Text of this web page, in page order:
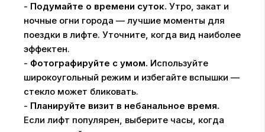
- Подумайте о времени суток. Утро, закат и
ночные огни города — лучшие моменты для
поездки в лифте. Уточните, когда вид наиболее
эффектен.
- Фотографируйте с умом. Используйте
широкоугольный режим и избегайте вспышки —
стекло может бликовать.
- Планируйте визит в небанальное время.
Если лифт популярен, выберите часы, когда